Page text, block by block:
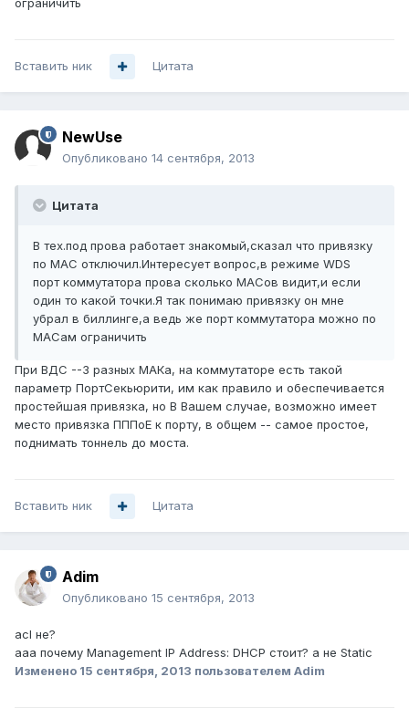
ограничить
Вставить ник Цитата
NewUse
Опубликовано 14 сентября, 2013
Цитата
В тех.под прова работает знакомый,сказал что привязку
по MAC отключил.Интересует вопрос,в режиме WDS
порт коммутатора прова сколько MACов видит,и если
один то какой точки.Я так понимаю привязку он мне
убрал в биллинге,а ведь же порт коммутатора можно по
MACам ограничить
При ВДС --3 разных МАКа, на коммутаторе есть такой
параметр ПортСекьюрити, им как правило и обеспечивается
простейшая привязка, но В Вашем случае, возможно имеет
место привязка ПППоЕ к порту, в общем -- самое простое,
поднимать тоннель до моста.
Вставить ник Цитата
Adim
Опубликовано 15 сентября, 2013
acl не?
ааа почему Management IP Address: DHCP стоит? а не Static
Изменено 15 сентября, 2013 пользователем Adim